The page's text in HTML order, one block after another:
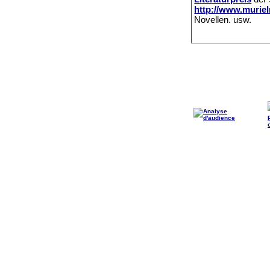
http://
Novellen. usw.